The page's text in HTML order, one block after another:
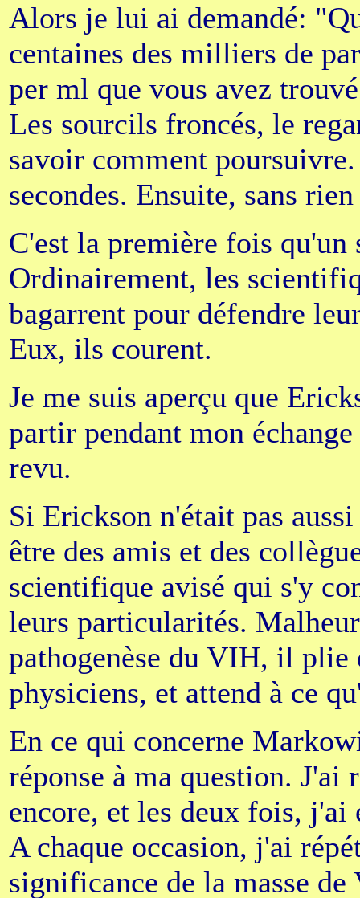
Alors je lui ai demandé:
centaines des milliers de
per ml que vous avez
Les sourcils froncés, le
savoir comment
secondes. Ensuite, sans
C'est la première fois
Ordinairement, les
bagarrent pour défendre
Eux, ils courent.
Je me suis aperçu que
partir pendant mon
revu.
Si Erickson n'était pas
être des amis et des
scientifique avisé qui s'y
leurs particularités.
pathogenèse du VIH, il
physiciens, et attend à ce
En ce qui concerne
réponse à ma question.
encore, et les deux fois, j'ai
A chaque occasion, j'ai
significance de la masse